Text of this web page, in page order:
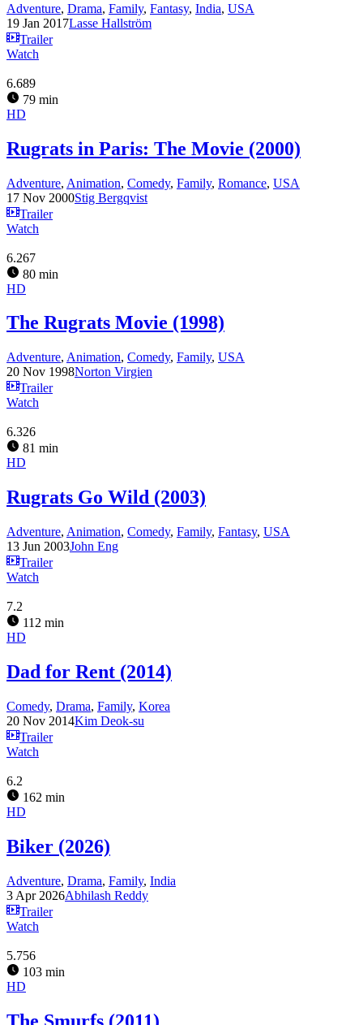
Adventure, Drama, Family, Fantasy, India, USA
19 Jan 2017Lasse Hallström
Trailer
Watch
6.689
79 min
HD
Rugrats in Paris: The Movie (2000)
Adventure, Animation, Comedy, Family, Romance, USA
17 Nov 2000Stig Bergqvist
Trailer
Watch
6.267
80 min
HD
The Rugrats Movie (1998)
Adventure, Animation, Comedy, Family, USA
20 Nov 1998Norton Virgien
Trailer
Watch
6.326
81 min
HD
Rugrats Go Wild (2003)
Adventure, Animation, Comedy, Family, Fantasy, USA
13 Jun 2003John Eng
Trailer
Watch
7.2
112 min
HD
Dad for Rent (2014)
Comedy, Drama, Family, Korea
20 Nov 2014Kim Deok-su
Trailer
Watch
6.2
162 min
HD
Biker (2026)
Adventure, Drama, Family, India
3 Apr 2026Abhilash Reddy
Trailer
Watch
5.756
103 min
HD
The Smurfs (2011)